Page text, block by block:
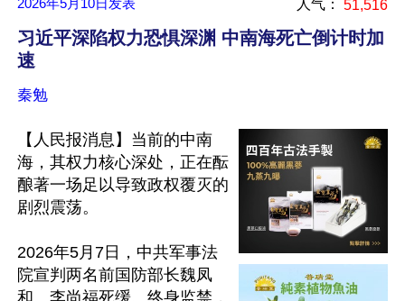
2026年5月10日 发表 人气： 51,516
习近平深陷权力恐惧深渊 中南海死亡倒计时加
速
秦勉
【人民报消息】当前的中南
海，其权力核心深处，正在酝
酿著一场足以导致政权覆灭的
剧烈震荡。
2026年5月7日，中共军事法
院宣判两名前国防部长魏凤
和、李尚福死缓、终身监禁，